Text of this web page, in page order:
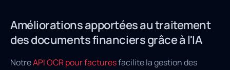
Améliorations apportées au traitement
des documents financiers grâce à l'IA
NotreAPI OCR pour facturesfacilite la gestion des